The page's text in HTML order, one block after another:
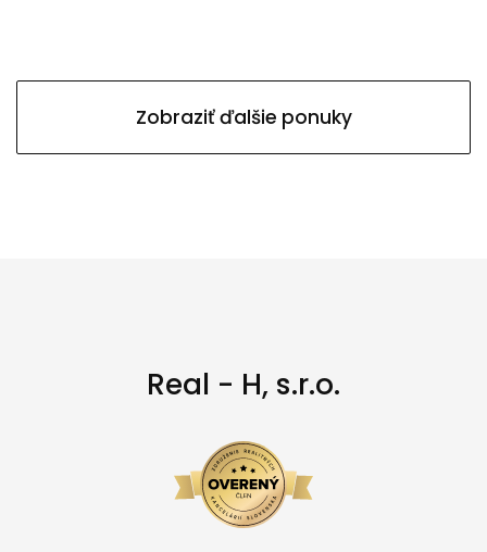
Zobraziť ďalšie ponuky
Real - H, s.r.o.